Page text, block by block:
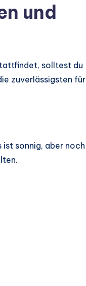
und
solltest du
zuverlässigsten für
ist sonnig, aber noch